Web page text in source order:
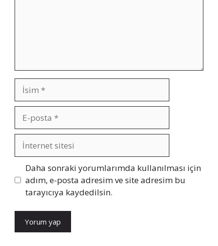
İsim
posta
İnternet
sitesi
Daha sonraki yorumlarımda kullanılması için
adım, e-posta adresim ve site adresim bu
tarayıcıya kaydedilsin.